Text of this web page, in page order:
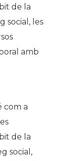
de la
social, les
amb
com a
de la
social,